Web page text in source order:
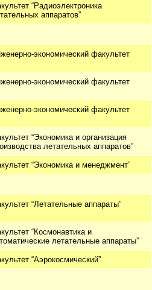
“Радиоэлектроника
аппаратов”
экономический факультет
экономический факультет
экономический факультет
“Экономика и организация
летательных аппаратов”
“Экономика и менеджмент”
“Летательные аппараты”
“Космонавтика и
летательные аппараты”
“Аэрокосмический”